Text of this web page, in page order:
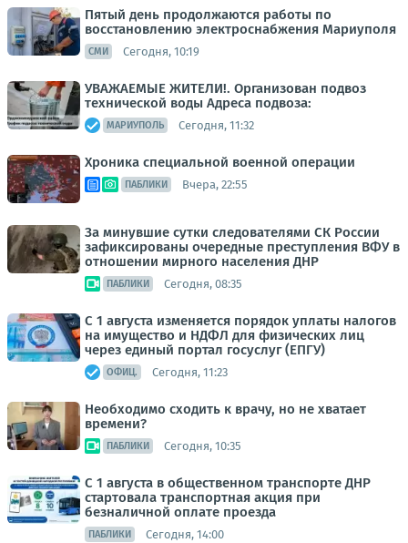
Пятый день продолжаются работы по
восстановлению электроснабжения Мариуполя
СМИ Сегодня, 10:19
УВАЖАЕМЫЕ ЖИТЕЛИ!. Организован подвоз
технической воды Адреса подвоза:
МАРИУПОЛЬ Сегодня, 11:32
Хроника специальной военной операции
ПАБЛИКИ Вчера, 22:55
За минувшие сутки следователями СК России
зафиксированы очередные преступления ВФУ в
отношении мирного населения ДНР
ПАБЛИКИ Сегодня, 08:35
С 1 августа изменяется порядок уплаты налогов
на имущество и НДФЛ для физических лиц
через единый портал госуслуг (ЕПГУ)
ОФИЦ. Сегодня, 11:23
Необходимо сходить к врачу, но не хватает
времени?
ПАБЛИКИ Сегодня, 10:35
С 1 августа в общественном транспорте ДНР
стартовала транспортная акция при
безналичной оплате проезда
ПАБЛИКИ Сегодня, 14:00